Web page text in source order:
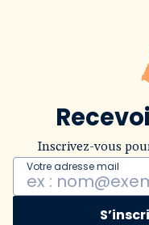
Inscrivez-vous
Votre adresse mail